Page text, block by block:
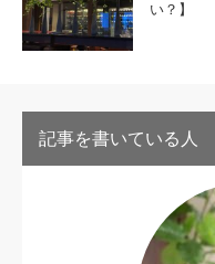
い？】
記事を書いている人